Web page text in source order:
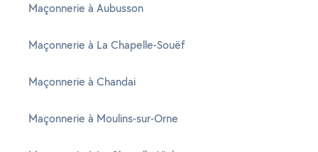
Maçonnerie à Aubusson
Maçonnerie à La Chapelle-Souëf
Maçonnerie à Chandai
Maçonnerie à Moulins-sur-Orne